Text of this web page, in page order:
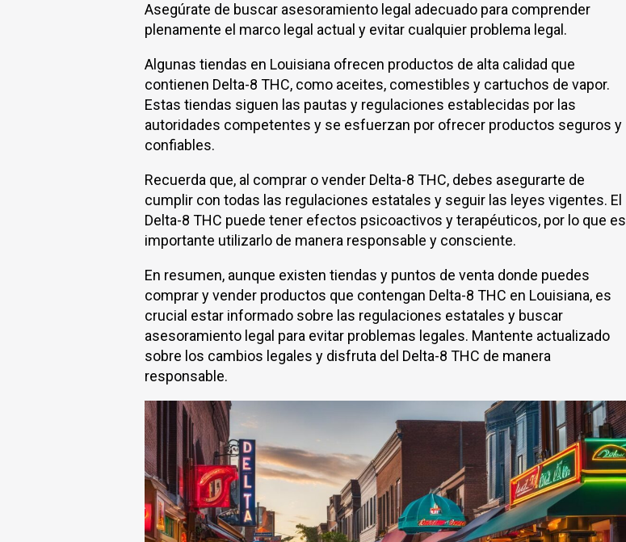
Asegúrate de buscar asesoramiento legal adecuado para comprender
plenamente el marco legal actual y evitar cualquier problema legal.
Algunas tiendas en Louisiana ofrecen productos de alta calidad que
contienen Delta-8 THC, como aceites, comestibles y cartuchos de vapor.
Estas tiendas siguen las pautas y regulaciones establecidas por las
autoridades competentes y se esfuerzan por ofrecer productos seguros y
confiables.
Recuerda que, al comprar o vender Delta-8 THC, debes asegurarte de
cumplir con todas las regulaciones estatales y seguir las leyes vigentes. El
Delta-8 THC puede tener efectos psicoactivos y terapéuticos, por lo que es
importante utilizarlo de manera responsable y consciente.
En resumen, aunque existen tiendas y puntos de venta donde puedes
comprar y vender productos que contengan Delta-8 THC en Louisiana, es
crucial estar informado sobre las regulaciones estatales y buscar
asesoramiento legal para evitar problemas legales. Mantente actualizado
sobre los cambios legales y disfruta del Delta-8 THC de manera
responsable.